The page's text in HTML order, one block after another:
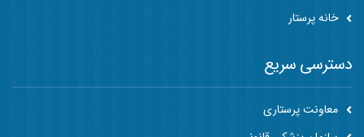
خانه پرستار
دسترسی سریع
معاونت پرستاری